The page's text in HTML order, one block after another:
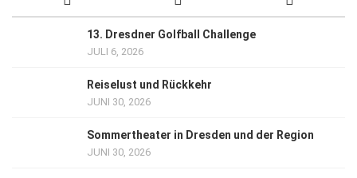
13. Dresdner Golfball Challenge
JULI 6, 2026
Reiselust und Rückkehr
JUNI 30, 2026
Sommertheater in Dresden und der Region
JUNI 30, 2026